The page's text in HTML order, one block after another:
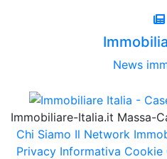
News
Immobiliare-Italia.it Massa-
Chi Siamo Il Network
Privacy Informativa Cookie